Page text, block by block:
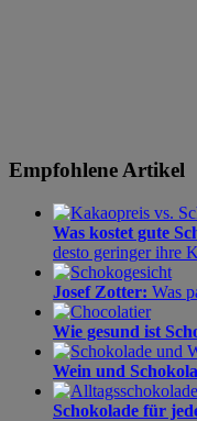
Empfohlene Artikel
Was kostet gute
desto geringer ihre
Josef Zotter: Was
Wie gesund ist
Wein und
Schokolade für